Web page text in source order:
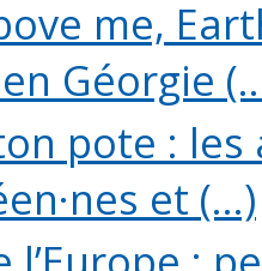
me,
Géorgie
pote :
et (...)